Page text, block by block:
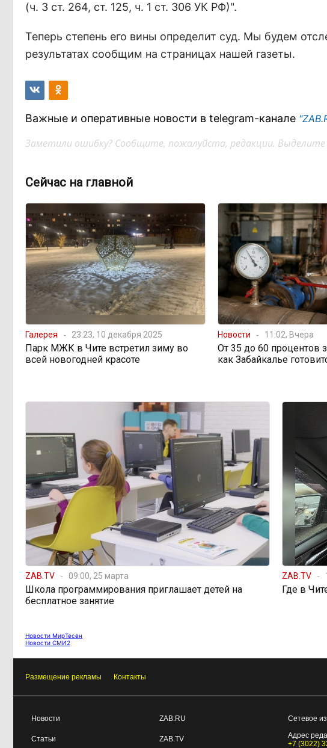
(ч. 3 ст. 264, ст. 125, ч. 1 ст. 306 УК РФ)".
Теперь степень его вины определит суд. Мы будем
результатах сообщим на страницах нашей газеты.
Важные и оперативные новости в telegram-канале
Заметили ошибку? Сообщите, пожалуйста, редакции.
Сейчас на главной
Галерея 23:23, 10 декабря 2025
Парк МЖК в Чите встретил зиму во
всей новогодней красоте
Новости 11:02, Вчера
От 35 до 60 процентов
как Забайкалье
ZAB.TV 09:00, 25 марта
Школа программирования приглашает детей на
бесплатное занятие
ZAB.TV
Где в
Новости МирТесен
Новости СМИ2
Размещение рекламы Контакты
Новости
Статьи
ZAB.RU
ZAB.TV
Сетевое
Адрес
+7 (3022)